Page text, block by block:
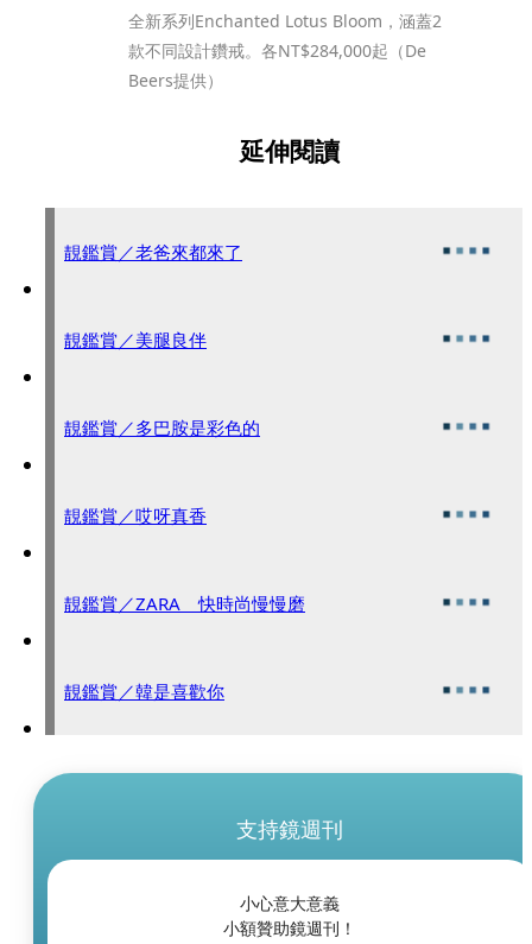
全新系列Enchanted Lotus Bloom，涵蓋2
款不同設計鑽戒。各NT$284,000起（De
Beers提供）
延伸閱讀
靚鑑賞／老爸來都來了
靚鑑賞／美腿良伴
靚鑑賞／多巴胺是彩色的
靚鑑賞／哎呀真香
靚鑑賞／ZARA 快時尚慢慢磨
靚鑑賞／韓是喜歡你
支持鏡週刊
小心意大意義
小額贊助鏡週刊！